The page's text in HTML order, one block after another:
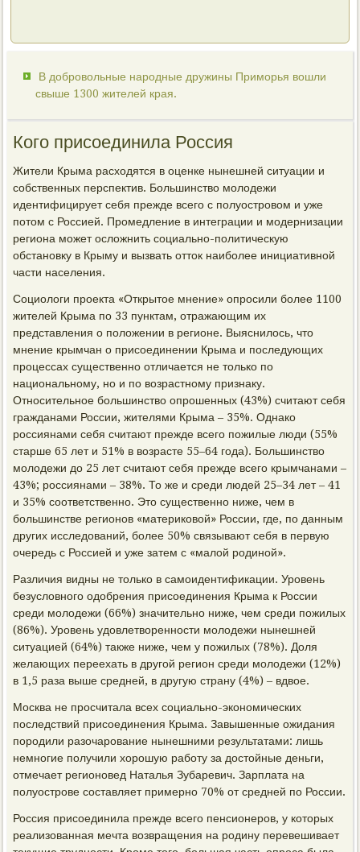
В добровольные народные дружины Приморья вошли
свыше 1300 жителей края.
Кого присоединила Россия
Жители Крыма расходятся в оценке нынешней ситуации и
собственных перспектив. Большинство молодежи
идентифицирует себя прежде всего с полуостровом и уже
потом с Россией. Промедление в интеграции и модернизации
региона может осложнить социально-политическую
обстановку в Крыму и вызвать отток наиболее инициативной
части населения.
Социологи проекта «Открытое мнение» опросили более 1100
жителей Крыма по 33 пунктам, отражающим их
представления о положении в регионе. Выяснилось, что
мнение крымчан о присоединении Крыма и последующих
процессах существенно отличается не только по
национальному, но и по возрастному признаку.
Относительное большинство опрошенных (43%) считают себя
гражданами России, жителями Крыма – 35%. Однако
россиянами себя считают прежде всего пожилые люди (55%
старше 65 лет и 51% в возрасте 55–64 года). Большинство
молодежи до 25 лет считают себя прежде всего крымчанами –
43%; россиянами – 38%. То же и среди людей 25–34 лет – 41
и 35% соответственно. Это существенно ниже, чем в
большинстве регионов «материковой» России, где, по данным
других исследований, более 50% связывают себя в первую
очередь с Россией и уже затем с «малой родиной».
Различия видны не только в самоидентификации. Уровень
безусловного одобрения присоединения Крыма к России
среди молодежи (66%) значительно ниже, чем среди пожилых
(86%). Уровень удовлетворенности молодежи нынешней
ситуацией (64%) также ниже, чем у пожилых (78%). Доля
желающих переехать в другой регион среди молодежи (12%)
в 1,5 раза выше средней, в другую страну (4%) – вдвое.
Москва не просчитала всех социально-экономических
последствий присоединения Крыма. Завышенные ожидания
породили разочарование нынешними результатами: лишь
немногие получили хорошую работу за достойные деньги,
отмечает регионовед Наталья Зубаревич. Зарплата на
полуострове составляет примерно 70% от средней по России.
Россия присоединила прежде всего пенсионеров, у которых
реализованная мечта возвращения на родину перевешивает